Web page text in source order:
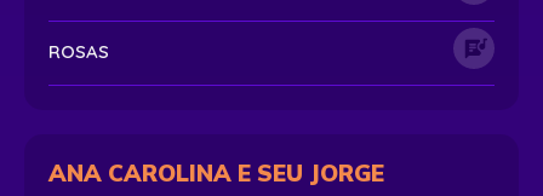
ROSAS
ANA CAROLINA E SEU JORGE